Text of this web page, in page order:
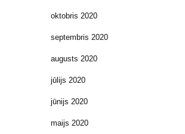
oktobris 2020
septembris 2020
augusts 2020
jūlijs 2020
jūnijs 2020
maijs 2020